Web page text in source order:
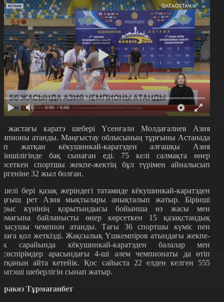
0:00 / 0:00
жастағы каратэ шебері Үсенғали Молдағалиев Азия
атанды. Маңғыстау облысының тұрғыны Астанада
жатқан кёкушинкай-каратэден алғашқы Азия
бақ сынаған еді. 75 келі салмақта өнер
спортшы жекпе-жектің бұл түрімен айналысып
32 жыл болған.
бері қазақ жеріндегі татамиде кёкушинкай-каратэден
рет Азия мықтылары анықталып жатыр. Бірінші
күнінің қорытындысы бойынша өз жасы мен
байланысты өнер көрсеткен 15 қазақстандық
чемпион атанды. Тағы 36 спортшы күміс пен
қол жеткізді. Жақсылық Үшкемпіров атындағы жекпе-
сарайында кёкушинкай-каратэден балалар мен
арасындағы 4-ші әлем чемпионаты да өтіп
айта кетейік. Қос сайыста 22 елден келген 555
шеберлігін сынап жатыр.
Тұрмағанбет